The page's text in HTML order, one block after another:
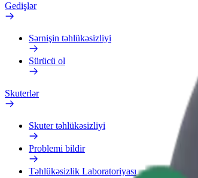
Gedişlər
Sərnişin təhlükəsizliyi
Sürücü ol
Skuterlər
Skuter təhlükəsizliyi
Problemi bildir
Təhlükəsizlik Laboratoriyası